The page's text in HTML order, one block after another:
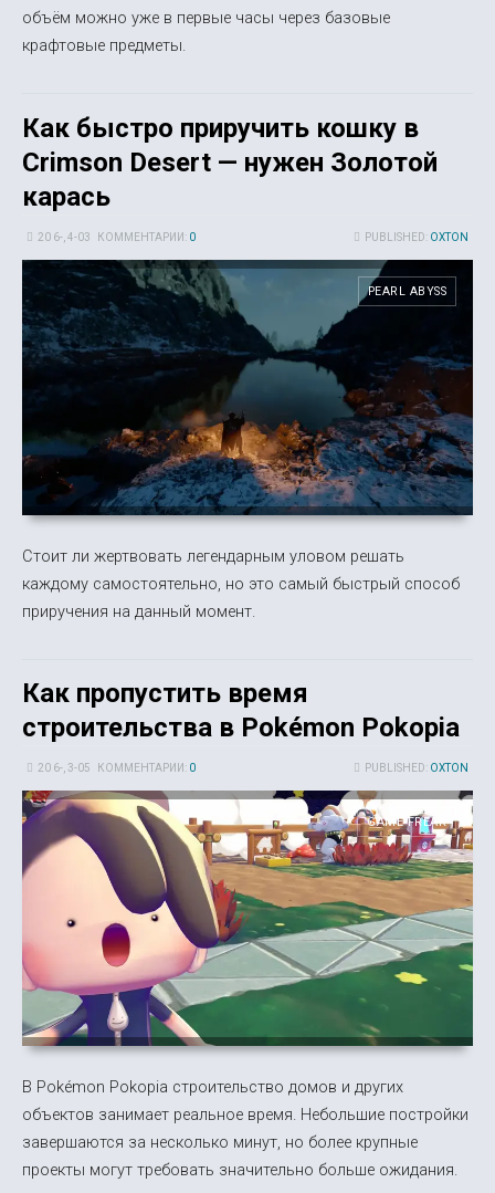
объём можно уже в первые часы через базовые
крафтовые предметы.
Как быстро приручить кошку в
Crimson Desert — нужен Золотой
карась
PUBLISHED: OXTON
20 6-, 4-03 КОММЕНТАРИИ: 0
PEARL ABYSS
Стоит ли жертвовать легендарным уловом решать
каждому самостоятельно, но это самый быстрый способ
приручения на данный момент.
Как пропустить время
строительства в Pokémon Pokopia
PUBLISHED: OXTON
20 6-, 3-05 КОММЕНТАРИИ: 0
GAME FREAK
В Pokémon Pokopia строительство домов и других
объектов занимает реальное время. Небольшие постройки
завершаются за несколько минут, но более крупные
проекты могут требовать значительно больше ожидания.